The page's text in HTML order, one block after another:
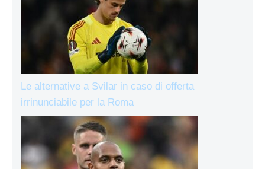
Le alternative a Svilar in caso di offerta
irrinunciabile per la Roma